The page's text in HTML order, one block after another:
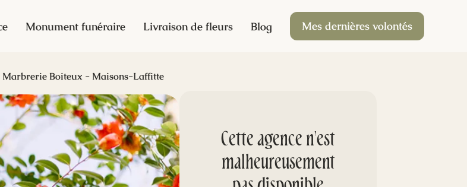
Monument funéraire Livraison de fleurs Blog Mes dernières volontés
Marbrerie Boiteux - Maisons-Laffitte
Cette agence n'est
malheureusement